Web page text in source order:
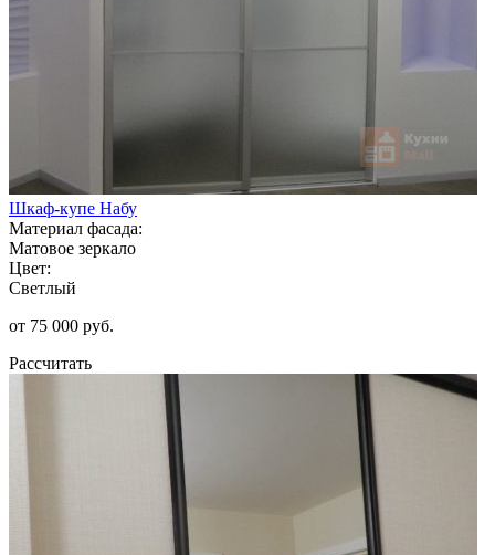
Шкаф-купе Набу
Материал фасада:
Матовое зеркало
Цвет:
Светлый
от 75 000 руб.
Рассчитать